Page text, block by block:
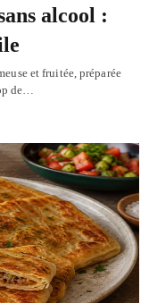
alcool :
et fruitée, préparée
de…